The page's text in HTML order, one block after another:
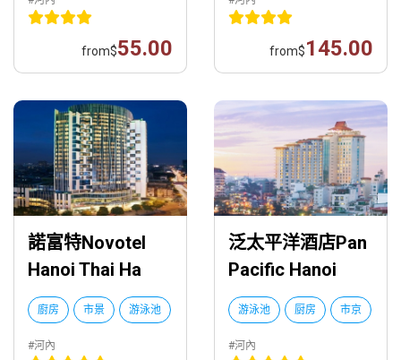
from$55.00 from$145.00
諾富特Novotel
Hanoi Thai Ha
廚房 市景 游泳池
#河內
泛太平洋酒店Pan
Pacific Hanoi
游泳池 厨房 市京
#河內